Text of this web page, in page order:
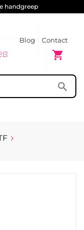
handgreep
Blog Contact
shopping_cart
search